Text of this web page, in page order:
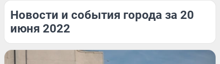
Новости и события города за 20
июня 2022